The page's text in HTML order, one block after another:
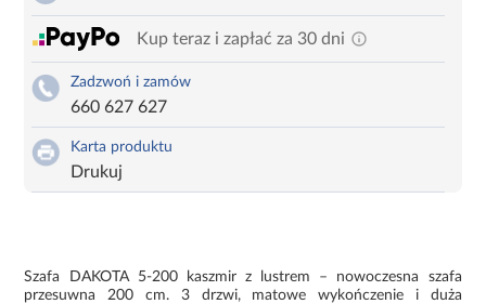
Kup teraz i zapłać za 30 dni
Zadzwoń i zamów
660 627 627
Karta produktu
Drukuj
Szafa DAKOTA 5-200 kaszmir z lustrem – nowoczesna szafa
przesuwna 200 cm. 3 drzwi, matowe wykończenie i duża